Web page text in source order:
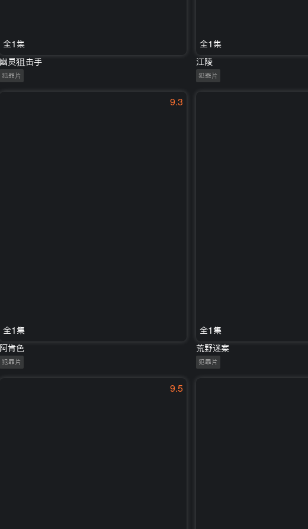
全1集
幽灵狙击手
犯罪片
全1集
江陵
犯罪片
9.3
全1集
阿肯色
犯罪片
全1集
荒野迷案
犯罪片
9.5